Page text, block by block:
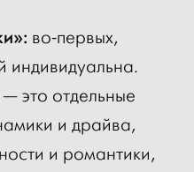
во-первых,
индивидуальна.
это отдельные
и драйва,
и романтики,